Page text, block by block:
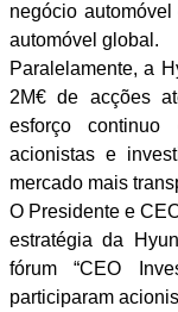
negócio
automóvel global.
Paralelamente, a
2M€ de acções
esforço
acionistas e
mercado mais
O Presidente e
estratégia da
fórum “CEO
participaram